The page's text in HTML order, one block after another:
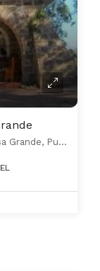
VIRAPITA 685 – VILLA SAMARITANA, Casa Grande, Punilla